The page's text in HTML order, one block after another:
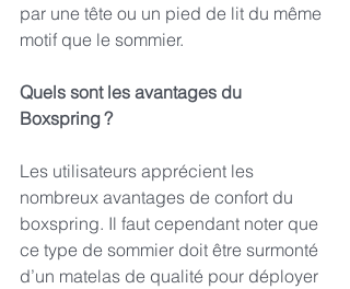
par une tête ou un pied de lit du même
motif que le sommier.
Quels sont les avantages du
Boxspring ?
Les utilisateurs apprécient les
nombreux avantages de confort du
boxspring. Il faut cependant noter que
ce type de sommier doit être surmonté
d’un matelas de qualité pour déployer